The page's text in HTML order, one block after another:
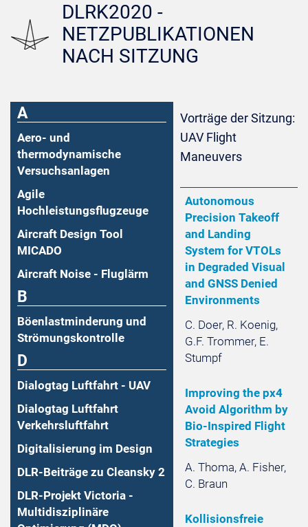
DLRK2020 -
NETZPUBLIKATIONEN
NACH SITZUNG
A
Aero- und
thermodynamische
Versuchsanlagen
Agile
Hochleistungsflugzeuge
Aircraft Design Tool
MICADO
Aircraft Noise - Fluglärm
B
Böenlastminderung und
Strömungskontrolle
D
Dialogtag Luftfahrt - UAV
Dialogtag Luftfahrt
Verkehrsluftfahrt
Digitalisierung im Design
DLR-Beiträge zu Cleansky 2
DLR-Projekt Victoria -
Multidisziplinäre
Vorträge der Sitzung:
UAV Flight
Maneuvers
Autonomous
Precision Takeoff
and Landing
System for VTOLs
in Degraded Visual
and GNSS Denied
Environments
C. Doer, R. Koenig,
G.F. Trommer, E.
Stumpf
Improving the px4
Avoid Algorithm by
Bio-Inspired Flight
Strategies
A. Thoma, A. Fisher,
C. Braun
Kollisionsfreie